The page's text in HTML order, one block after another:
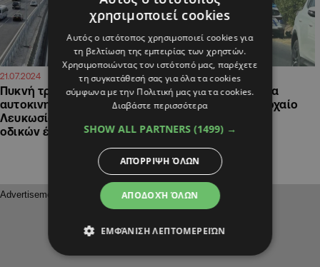
21.07.2024
Πυκνή τροχαία κίνηση στον
αυτοκινητόδρομο
Λευκωσίας – Λεμεσού λόγω
οδικών έργων
09.07.2024 16:17
ΦΩΤΟ: Πυκνή τροχαία
κίνηση μετά από τροχαίο
χρησιμοποιεί cookies
Αυτός ο ιστότοπος χρησιμοποιεί cookies για
τη βελτίωση της εμπειρίας των χρηστών.
Χρησιμοποιώντας τον ιστότοπό μας, παρέχετε
τη συγκατάθεσή σας για όλα τα cookies
σύμφωνα με την Πολιτική μας για τα cookies.
Διαβάστε περισσότερα
SHOW ALL PARTNERS (1499) →
ΑΠΟΔΟΧΉ ΌΛΩΝ
ΑΠΌΡΡΙΨΗ ΌΛΩΝ
ΕΜΦΆΝΙΣΗ ΛΕΠΤΟΜΕΡΕΙΏΝ